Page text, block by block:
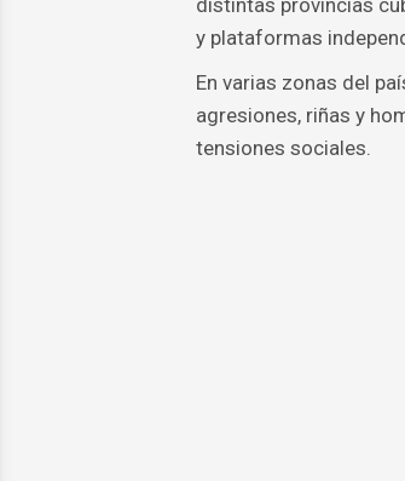
distintas provincias
y plataformas
En varias zonas del
agresiones, riñas y
tensiones sociales.